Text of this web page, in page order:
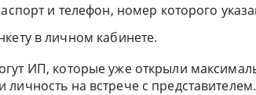
и телефон, номер которого
в личном кабинете.
ИП, которые уже открыли
на встрече с представителем.